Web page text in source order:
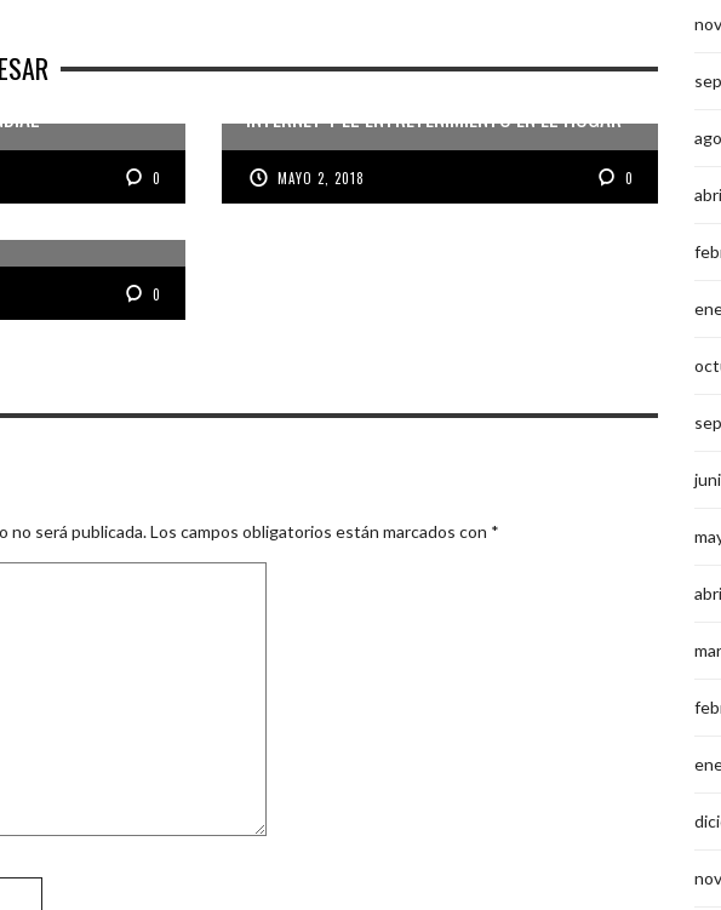
PARA
0
INTERNET Y EL ENTRETENIMIENTO EN EL HOGAR
MAYO 2, 2018 0
DE
0
no será publicada.Los campos obligatorios están marcados con *